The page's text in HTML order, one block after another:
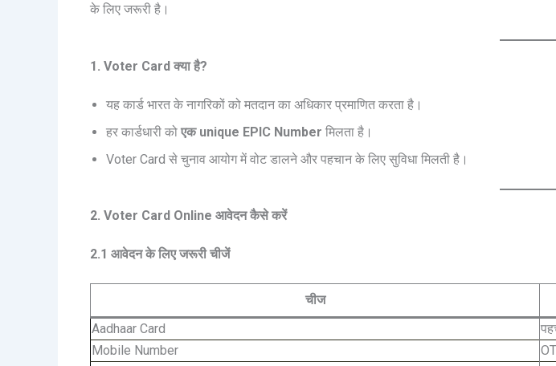
के लिए जरूरी है।
1. Voter Card क्या है?
यह कार्ड भारत के नागरिकों को मतदान का अधिकार प्रमाणित करता है।
हर कार्डधारी को एक unique EPIC Number मिलता है।
Voter Card से चुनाव आयोग में वोट डालने और पहचान के लिए सुविधा मिलती है।
2. Voter Card Online आवेदन कैसे करें
2.1 आवेदन के लिए जरूरी चीजें
चीज
Aadhaar Card
Mobile Number